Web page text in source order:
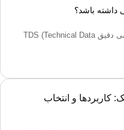
انتخاب کربنات کلسیم مناسب بدون بررسی دقیق TDS (Technical Data